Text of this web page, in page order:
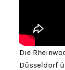
Die
Düsseldorf